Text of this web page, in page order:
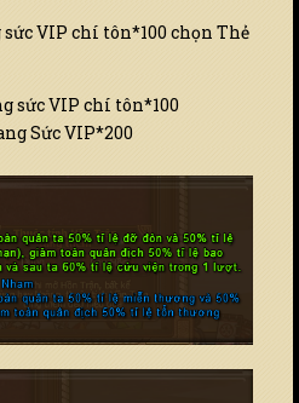
VIP chí tôn*100 chọn Thẻ
sức VIP chí tôn*100
Sức VIP*200